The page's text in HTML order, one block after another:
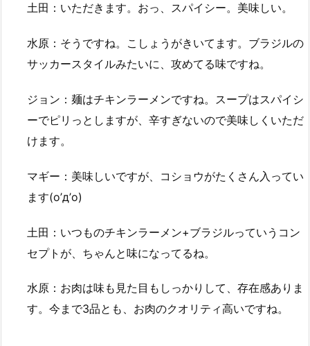
土田：いただきます。おっ、スパイシー。美味しい。
水原：そうですね。こしょうがきいてます。ブラジルの
サッカースタイルみたいに、攻めてる味ですね。
ジョン：麺はチキンラーメンですね。スープはスパイシ
ーでピリっとしますが、辛すぎないので美味しくいただ
けます。
マギー：美味しいですが、コショウがたくさん入ってい
ます(o’д’o)
土田：いつものチキンラーメン+ブラジルっていうコン
セプトが、ちゃんと味になってるね。
水原：お肉は味も見た目もしっかりして、存在感ありま
す。今まで3品とも、お肉のクオリティ高いですね。